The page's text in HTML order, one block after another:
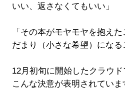
いい、返さなくてもいい」
「その本がモヤモヤを抱え
だまり（小さな希望）にな
12月初旬に開始したクラウド
こんな決意が表明されていま